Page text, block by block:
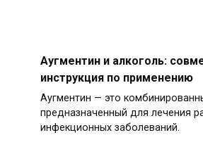
Аугментин и алкоголь:
инструкция по применению
Аугментин — это
предназначенный для лечения
инфекционных заболеваний.